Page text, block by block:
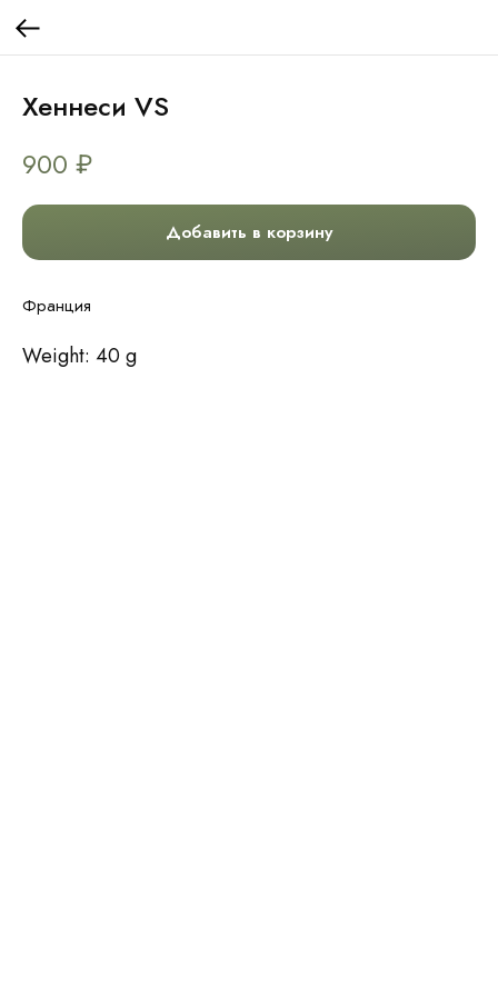
Хеннеси VS
900 ₽
Добавить в корзину
Франция
Weight: 40 g